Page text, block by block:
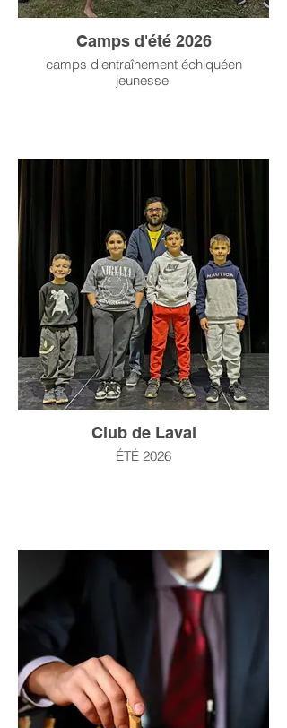
Camps d'été 2026
camps d'entraînement échiquéen
jeunesse
Club de Laval
ÉTÉ 2026